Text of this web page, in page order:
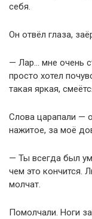
себя.
Он отвёл глаза,
— Лар… мне очень
просто хотел
такая яркая,
Слова царапали —
нажитое, за моё
— Ты всегда был
чем это кончится.
молчат.
Помолчали. Ноги